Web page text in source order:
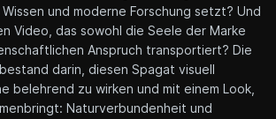
und moderne Forschung setzt? Und
Video, das sowohl die Seele der Marke
Anspruch transportiert? Die
darin, diesen Spagat visuell
belehrend zu wirken und mit einem Look,
Naturverbundenheit und